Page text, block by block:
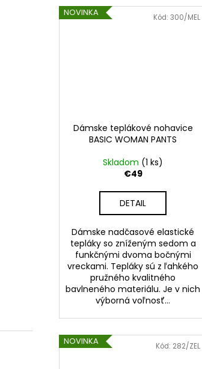
NOVINKA
Dámske teplákové nohavice
BASIC WOMAN PANTS
Skladom (1 ks)
€49
DETAIL
Dámske nadčasové elastické
tepláky so zníženým sedom a
funkčnými dvoma bočnými
vreckami. Tepláky sú z ľahkého
pružného kvalitného
bavlneného materiálu. Je v nich
výborná voľnosť...
Kód:300/MEL
NOVINKA Kód: 282/ZEL